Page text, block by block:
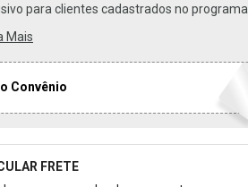
para clientes cadastrados no programa
Mais
Convênio
para Calcular o Frete
FRETE